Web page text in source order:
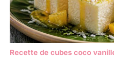
Recette de cubes coco